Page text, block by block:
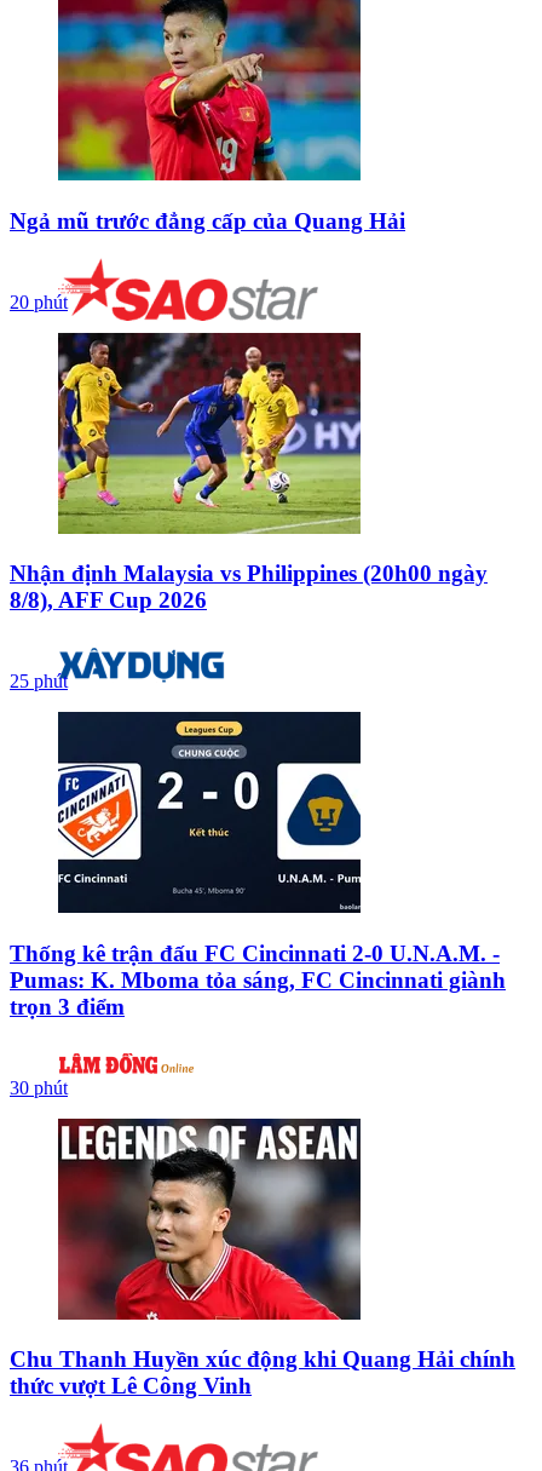
Ngả mũ trước đẳng cấp của Quang Hải
20 phút
Nhận định Malaysia vs Philippines (20h00 ngày
8/8), AFF Cup 2026
25 phút
Thống kê trận đấu FC Cincinnati 2-0 U.N.A.M. -
Pumas: K. Mboma tỏa sáng, FC Cincinnati giành
trọn 3 điểm
30 phút
Chu Thanh Huyền xúc động khi Quang Hải chính
thức vượt Lê Công Vinh
36 phút